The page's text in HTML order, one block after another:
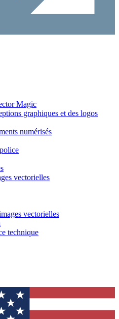
Magic
graphiques et des logos
numérisés
vectorielles
vectorielles
technique